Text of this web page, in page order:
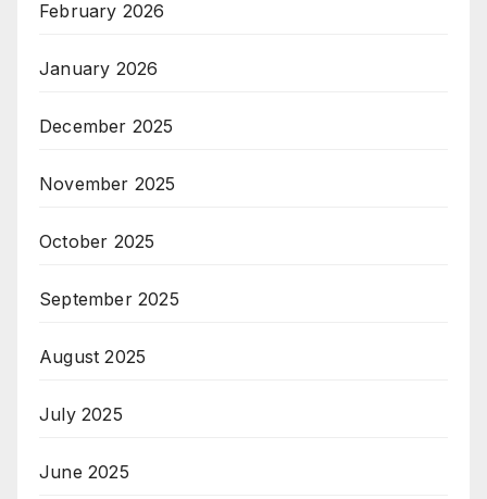
February 2026
January 2026
December 2025
November 2025
October 2025
September 2025
August 2025
July 2025
June 2025